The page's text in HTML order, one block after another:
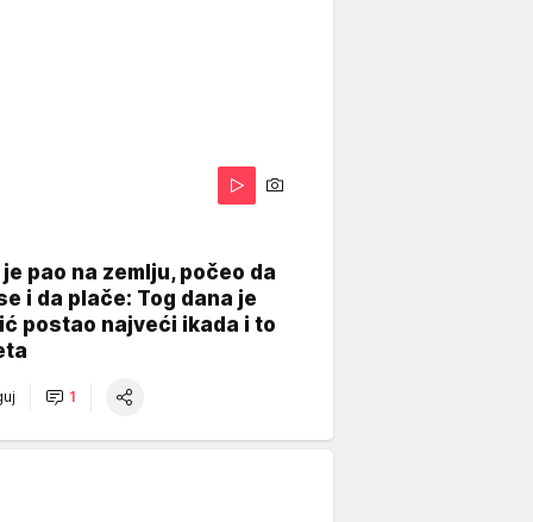
pao na zemlju, počeo da
i da plače: Tog dana je
postao najveći ikada i to
1